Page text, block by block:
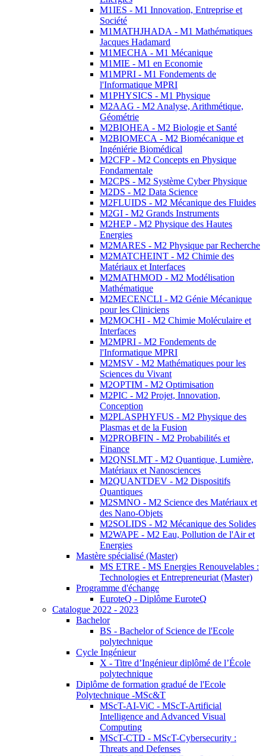
M1IES - M1 Innovation, Entreprise et
Société
M1MATHJHADA - M1 Mathématiques
Jacques Hadamard
M1MECHA - M1 Mécanique
M1MIE - M1 en Economie
M1MPRI - M1 Fondements de
l'Informatique MPRI
M1PHYSICS - M1 Physique
M2AAG - M2 Analyse, Arithmétique,
Géométrie
M2BIOHEA - M2 Biologie et Santé
M2BIOMECA - M2 Biomécanique et
Ingéniérie Biomédical
M2CFP - M2 Concepts en Physique
Fondamentale
M2CPS - M2 Système Cyber Physique
M2DS - M2 Data Science
M2FLUIDS - M2 Mécanique des Fluides
M2GI - M2 Grands Instruments
M2HEP - M2 Physique des Hautes
Energies
M2MARES - M2 Physique par Recherche
M2MATCHEINT - M2 Chimie des
Matériaux et Interfaces
M2MATHMOD - M2 Modélisation
Mathématique
M2MECENCLI - M2 Génie Mécanique
pour les Cliniciens
M2MOCHI - M2 Chimie Moléculaire et
Interfaces
M2MPRI - M2 Fondements de
l'Informatique MPRI
M2MSV - M2 Mathématiques pour les
Sciences du Vivant
M2OPTIM - M2 Optimisation
M2PIC - M2 Projet, Innovation,
Conception
M2PLASPHYFUS - M2 Physique des
Plasmas et de la Fusion
M2PROBFIN - M2 Probabilités et
Finance
M2QNSLMT - M2 Quantique, Lumière,
Matériaux et Nanosciences
M2QUANTDEV - M2 Dispositifs
Quantiques
M2SMNO - M2 Science des Matériaux et
des Nano-Objets
M2SOLIDS - M2 Mécanique des Solides
M2WAPE - M2 Eau, Pollution de l'Air et
Energies
Mastère spécialisé (Master)
MS ETRE - MS Energies Renouvelables :
Technologies et Entrepreneuriat (Master)
Programme d'échange
EuroteQ - Diplôme EuroteQ
Catalogue 2022 - 2023
Bachelor
BS - Bachelor of Science de l'Ecole
polytechnique
Cycle Ingénieur
X - Titre d’Ingénieur diplômé de l’École
polytechnique
Diplôme de formation gradué de l'Ecole
Polytechnique -MSc&T
MScT-AI-ViC - MScT-Artificial
Intelligence and Advanced Visual
Computing
MScT-CTD - MScT-Cybersecurity :
Threats and Defenses